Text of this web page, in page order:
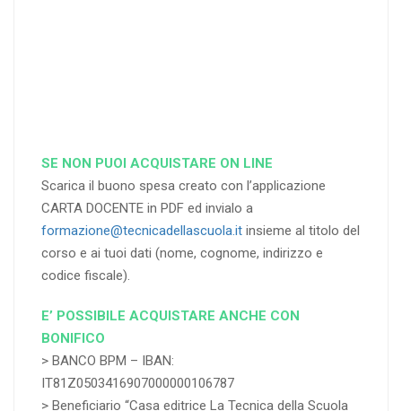
SE NON PUOI ACQUISTARE ON LINE
Scarica il buono spesa creato con l’applicazione
CARTA DOCENTE in PDF ed invialo a
formazione@tecnicadellascuola.it insieme al titolo del
corso e ai tuoi dati (nome, cognome, indirizzo e
codice fiscale).
E’ POSSIBILE ACQUISTARE ANCHE CON
BONIFICO
> BANCO BPM – IBAN:
IT81Z0503416907000000106787
> Beneficiario “Casa editrice La Tecnica della Scuola